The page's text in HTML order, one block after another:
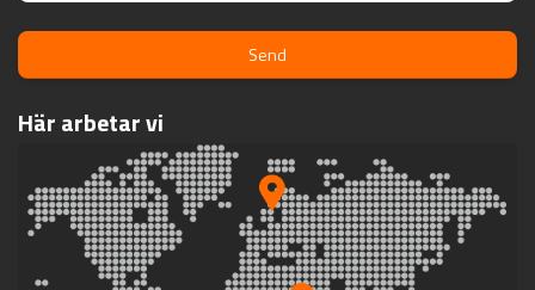
Send
Här arbetar vi